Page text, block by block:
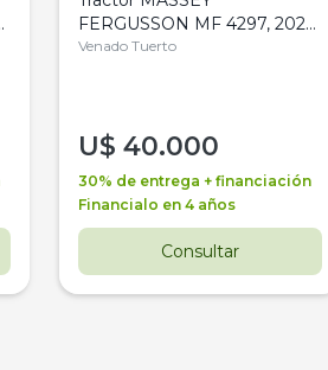
FERGUSSON MF 4297, 2020,
4WD, PATON
Venado Tuerto
U$ 40.000
30% de entrega + financiación
Financialo en 4 años
Consultar